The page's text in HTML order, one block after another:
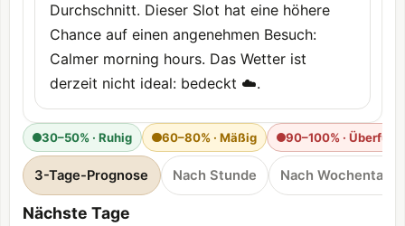
Durchschnitt. Dieser Slot hat eine höhere
Chance auf einen angenehmen Besuch:
Calmer morning hours. Das Wetter ist
derzeit nicht ideal: bedeckt ☁️.
30–50% · Ruhig 60–80% · Mäßig 90–100% · Überfüllt
3-Tage-Prognose Nach Stunde Nach Wochentag
Nächste Tage